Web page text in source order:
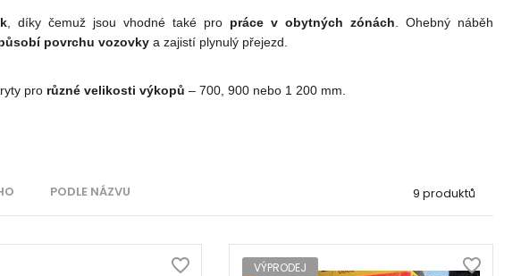
, díky čemuž jsou vhodné také pro práce v obytných zónách . Ohebný náběh
povrchu vozovky a zajistí plynulý přejezd.
pro různé velikosti výkopů – 700, 900 nebo 1 200 mm.
PODLE NÁZVU 9 produktů
VÝPRODEJ